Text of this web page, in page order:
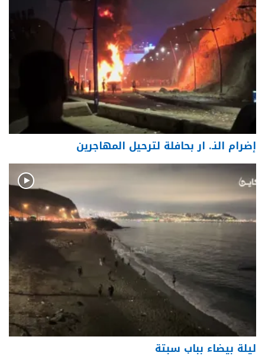
إضرام النـ. ار بحافلة لترحيل المهاجرين
ليلة بيضاء بباب سبتة